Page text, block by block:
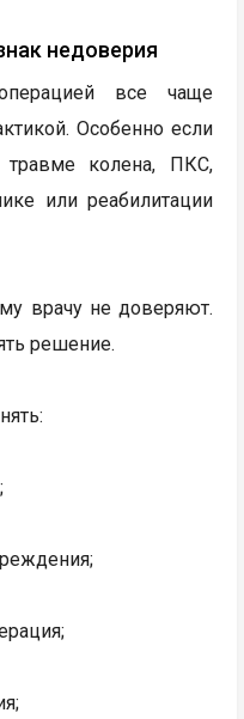
недоверия
все чаще
Особенно если
колена, ПКС,
или реабилитации
врачу не доверяют.
решение.